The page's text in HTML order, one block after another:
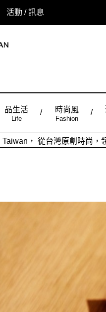
活動 / 訊息
品生活
Life
時尚風
Fashion
Taiwan， 從台灣原創時尚，